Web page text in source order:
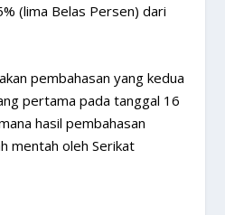
(lima Belas Persen) dari
pembahasan yang kedua
pertama pada tanggal 16
hasil pembahasan
mentah oleh Serikat